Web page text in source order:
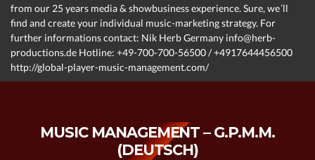
from our 25 years media & showbusiness experience. Sure, we´ll
find and create your individual music-marketing strategy. For
further informations contact: Nik Herb Germany info@herb-
productions.de Hotline: +49-700-700-56500 / +4917644456500
http://global-player-music-management.com/
MUSIC MANAGEMENT – G.P.M.M.
(DEUTSCH)